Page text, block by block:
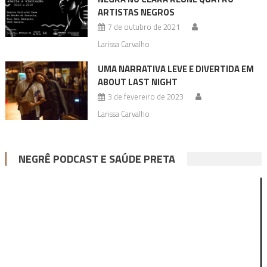
ARTISTAS NEGROS
7 de outubro de 2021
Larissa Carvalho
UMA NARRATIVA LEVE E DIVERTIDA EM
ABOUT LAST NIGHT
3 de fevereiro de 2023
Larissa Carvalho
NEGRÊ PODCAST E SAÚDE PRETA